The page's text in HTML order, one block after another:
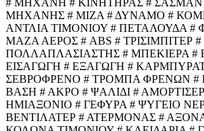
# ΜΗΧΑΝΗ # ΚΙΝΗΤΗΡΑΣ #
ΜΗΧΑΝΗΣ # ΜΙΖΑ # ΔΥΝΑΜΟ #
ΑΝΤΛΙΑ ΤΙΜΟΝΙΟΥ # ΠΕΤΑΛΟΥΔΑ #
ΜΑΖΑ ΑΕΡΟΣ # ABS # ΤΡΙΣΙΜΠΙΤΕΡ #
ΠΟΛΛΑΠΛΑΣΙΑΣΤΗΣ # ΜΠΕΚΙΕΡΑ #
ΕΙΣΑΓΩΓΗ # ΕΞΑΓΩΓΗ #
ΣΕΒΡΟΦΡΕΝΟ # ΤΡΟΜΠΑ ΦΡΕΝΩΝ #
ΒΑΣΗ # ΑΚΡΟ # ΨΑΛΙΔΙ #
ΗΜΙΑΞΟΝΙΟ # ΓΕΦΥΡΑ # ΨΥΓΕΙΟ
ΒΕΝΤΙΛΑΤΕΡ # ΑΤΕΡΜΟΝΑΣ #